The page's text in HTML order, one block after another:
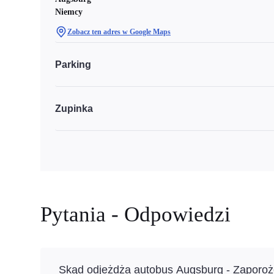
Niemcy
Zobacz ten adres w Google Maps
Parking
Zupinka
Pytania - Odpowiedzi
Skąd odjeżdża autobus Augsburg -